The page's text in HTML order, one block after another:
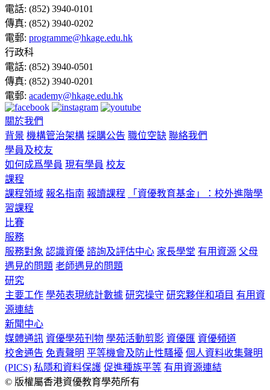
電話: (852) 3940-0101
傳真: (852) 3940-0202
電郵: programme@hkage.edu.hk
行政科
電話: (852) 3940-0501
傳真: (852) 3940-0201
電郵: academy@hkage.edu.hk
關於我們
背景 機構管治架構 採購公告 職位空缺 聯絡我們
學員及校友
如何成爲學員 現有學員 校友
課程
課程領域 報名指南 報讀課程
「資優教育基金」：校外進階學
習課程
比賽
服務
服務對象 認識資優 諮詢及評估中心 家長學堂 有用資源 父母
遇見的問題 老師遇見的問題
研究
主要工作 學苑表現統計數據 研究操守 研究夥伴和項目 有用資
源連結
新聞中心
媒體通訊 資優學苑刊物 學苑活動剪影 資優匯 資優頻道
校舍通告 免責聲明 平等機會及防止性騷擾 個人資料收集聲明
(PICS) 私隱和資料保護 促進種族平等 有用資源連結
© 版權屬香港資優教育學苑所有